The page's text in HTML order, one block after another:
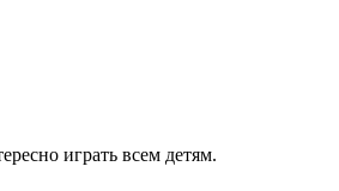
играть всем детям.